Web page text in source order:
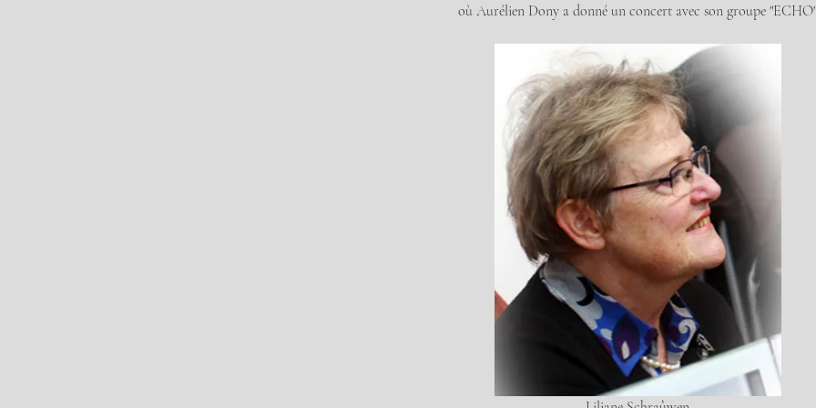
où Aurélien Dony a donné un concert avec son groupe "ECHO"